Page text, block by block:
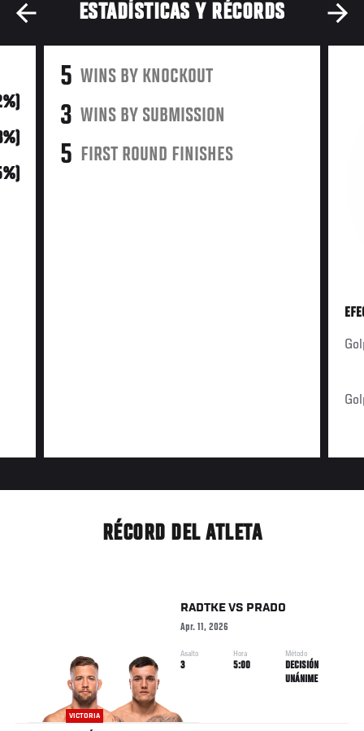
ESTADÍSTICAS Y RÉCORDS
5 WINS BY KNOCKOUT
3 WINS BY SUBMISSION
5 FIRST ROUND FINISHES
RÉCORD DEL ATLETA
VICTORIA
RADTKE VS PRADO
Apr. 11, 2026
Asalto
3
Hora
5:00
Método
DECISIÓN
UNÁNIME